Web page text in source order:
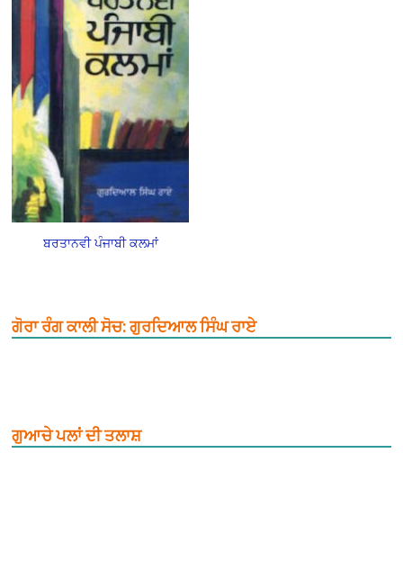
ਬਰਤਾਨਵੀ ਪੰਜਾਬੀ ਕਲਮਾਂ
ਗੋਰਾ ਰੰਗ ਕਾਲੀ ਸੋਚ: ਗੁਰਦਿਆਲ ਸਿੰਘ ਰਾਏ
ਗੁਆਚੇ ਪਲਾਂ ਦੀ ਤਲਾਸ਼